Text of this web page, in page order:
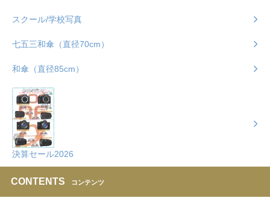
スクール/学校写真
七五三和傘（直径70cm）
和傘（直径85cm）
決算セール2026
CONTENTS コンテンツ